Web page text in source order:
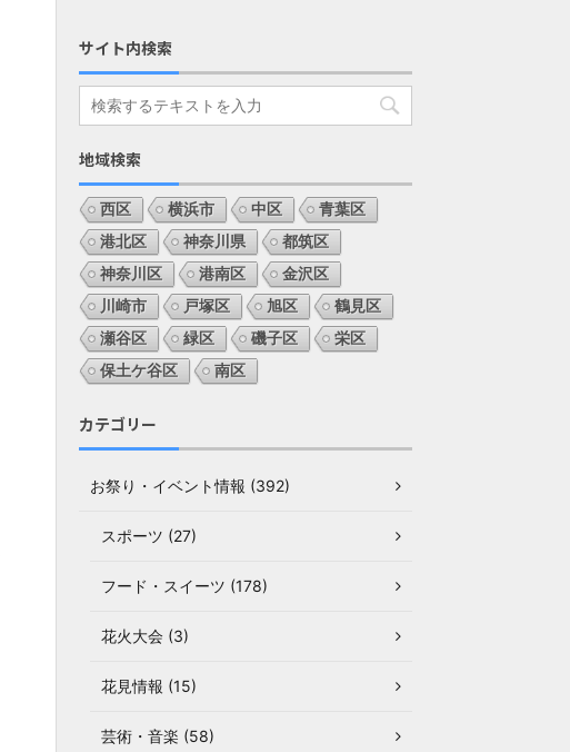
サイト内検索
地域検索
西区 横浜市 中区
青葉区
港北区
神奈川県
都筑区
神奈川区
港南区
金沢区
川崎市
戸塚区 旭区
鶴見区
瀬谷区
緑区 磯子区
栄区
保土ケ谷区
南区
カテゴリー
お祭り・イベント情報 (392)
スポーツ (27)
フード・スイーツ (178)
花火大会 (3)
花見情報 (15)
芸術・音楽 (58)